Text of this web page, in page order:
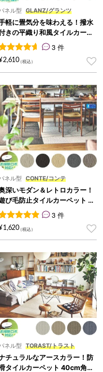
価のうち、
ネル型 GLANZ/グランツ
軽に畳気分を味わえる！撥水
きの平織り和風タイルカーペ
ット 50cm角『GLANZ/グラン
ツ』
の利用者評価に基づく5段
3 件
2,610
価のうち、
ネル型 CONTE/コンテ
深いモダン＆レトロカラー！
び毛防止タイルカーペット 5
0cm角『CONTE/コンテ』
の利用者評価に基づく5段
3 件
1,620
ネル型 TORAST/トラスト
チュラルなアースカラー！防
タイルカーペット 40cm角